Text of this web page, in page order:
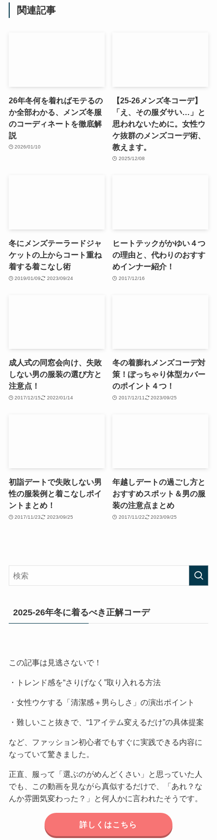
関連記事
26年冬何を着ればモテるの
か全部わかる、メンズ冬服
のコーディネートを徹底解
説
2026/01/10
【25-26メンズ冬コーデ】
「え、その服ダサい…」と
思われないために。女性ウ
ケ抜群のメンズコーデ術、
教えます。
2025/12/08
冬にメンズテーラードジャ
ケットの上からコート重ね
着する着こなし術
2019/01/09 2023/09/24
ヒートテックがかゆい４つ
の理由と、代わりのおすす
めインナー紹介！
2017/12/16
成人式の同窓会向け、失敗
しない男の服装の選び方と
注意点！
2017/12/15 2022/01/14
冬の着膨れメンズコーデ対
策！ぽっちゃり体型カバー
のポイント４つ！
2017/12/11 2023/09/25
初詣デートで失敗しない男
性の服装例と着こなしポイ
ントまとめ！
2017/11/23 2023/09/25
年越しデートの過ごし方と
おすすめスポット＆男の服
装の注意点まとめ
2017/11/22 2023/09/25
2025-26年冬に着るべき正解コーデ
この記事は見逃さないで！
・トレンド感を“さりげなく”取り入れる方法
・女性ウケする「清潔感＋男らしさ」の演出ポイント
・難しいこと抜きで、“1アイテム変えるだけ”の具体提案
など、ファッション初心者でもすぐに実践できる内容に
なっていて驚きました。
正直、服って「選ぶのがめんどくさい」と思っていた人
でも、この動画を見ながら真似するだけで、「あれ？な
んか雰囲気変わった？」と何人かに言われたそうです。
詳しくはこちら